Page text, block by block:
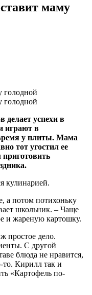
маму
успехи в
играют в
у плиты. Мама
тот угостил ее
кулинарией.
а потом потихоньку
школьник. – Чаще
и жареную картошку.
простое дело.
С другой
блюда не нравится,
то. Кирилл так и
«Картофель по-